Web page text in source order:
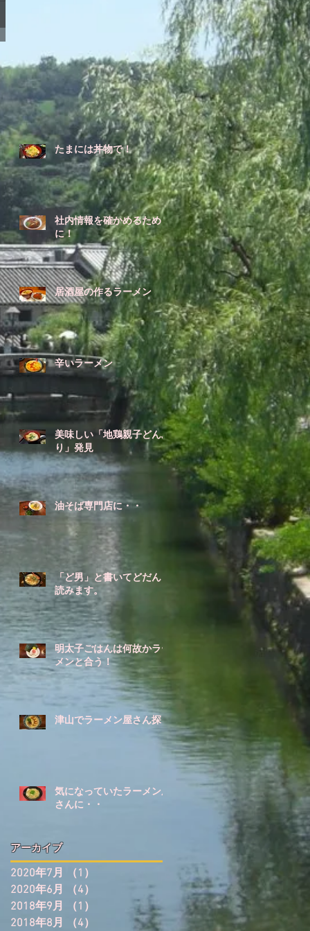
たまには丼物で！
社内情報を確かめるため
に！
居酒屋の作るラーメン
辛いラーメン
美味しい「地鶏親子どんぶ
り」発見
油そば専門店に・・
「ど男」と書いてどだんと
読みます。
明太子ごはんは何故かラー
メンと合う！
津山でラーメン屋さん探し
気になっていたラーメン屋
さんに・・
アーカイブ
2020年7月 （1）
2020年6月
（4）
2018年9月
（1）
1件の記事
2018年8月
（4） 4件の記事